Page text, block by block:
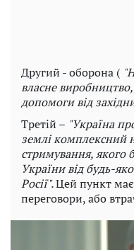
Другий - оборона (
власне
допомоги від
Третій – "Україна
землі комплексний
стримування, якого
України від будь-
Росії".Цей пункт має
переговори, або